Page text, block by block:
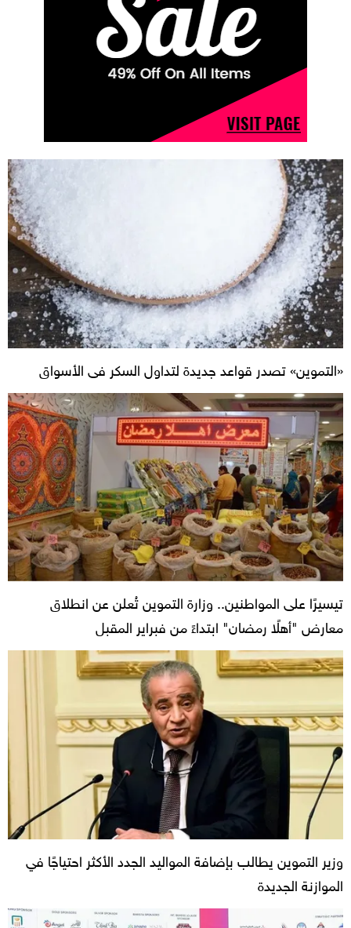
«التموين» تصدر قواعد جديدة لتداول السكر فى الأسواق
تيسيرًا على المواطنين.. وزارة التموين تُعلن عن انطلاق
معارض "أهلًا رمضان" ابتداءً من فبراير المقبل
وزير التموين يطالب بإضافة المواليد الجدد الأكثر احتياجًا في
الموازنة الجديدة